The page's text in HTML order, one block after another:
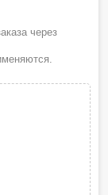
через